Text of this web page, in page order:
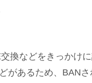
換などをきっかけ
があるため、BANさ